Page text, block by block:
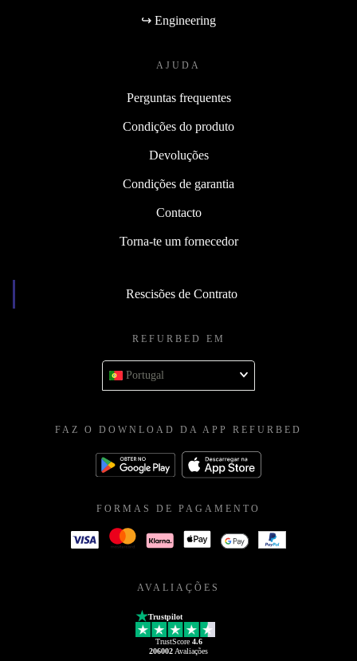
↪ Engineering
AJUDA
Perguntas frequentes
Condições do produto
Devoluções
Condições de garantia
Contacto
Torna-te um fornecedor
Rescisões de Contrato
REFURBED EM
Portugal
FAZ O DOWNLOAD DA APP REFURBED
FORMAS DE PAGAMENTO
AVALIAÇÕES
Trustpilot
TrustScore 4.6
206002 Avaliações